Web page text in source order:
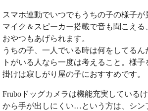
スマホ連動でいつでもうちの子の様子が
マイク＆スピーカー搭載で音も聞こえる
おやつもあげられます。
うちの子、一人でいる時は何をしてるん
トがいる人なら一度は考えること。様
掛けは寂しがり屋の子におすすめです。
Fruboドッグカメラは機能充実している
から手が出しにくい…という方は、シン